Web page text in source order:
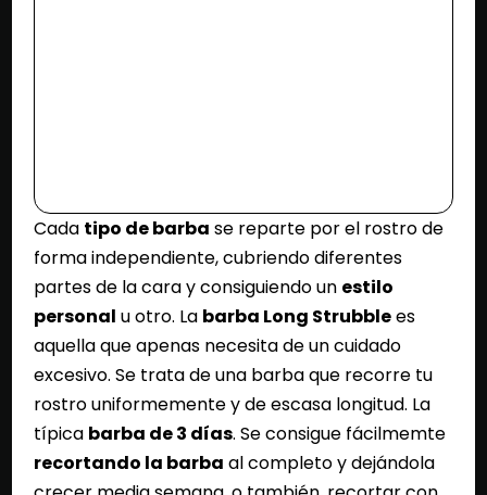
Cada tipo de barba se reparte por el rostro de
forma independiente, cubriendo diferentes
partes de la cara y consiguiendo un estilo
personal u otro. La barba Long Strubblees
aquella que apenas necesita de un cuidado
excesivo. Se trata de una barba que recorre tu
rostro uniformemente y de escasa longitud. La
típica barba de 3 días. Se consigue fácilmemte
recortando la barba al completo y dejándola